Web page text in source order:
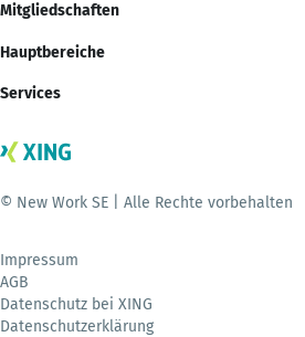
Mitgliedschaften
Hauptbereiche
Services
© New Work SE | Alle Rechte vorbehalten
Impressum
AGB
Datenschutz bei XING
Datenschutzerklärung